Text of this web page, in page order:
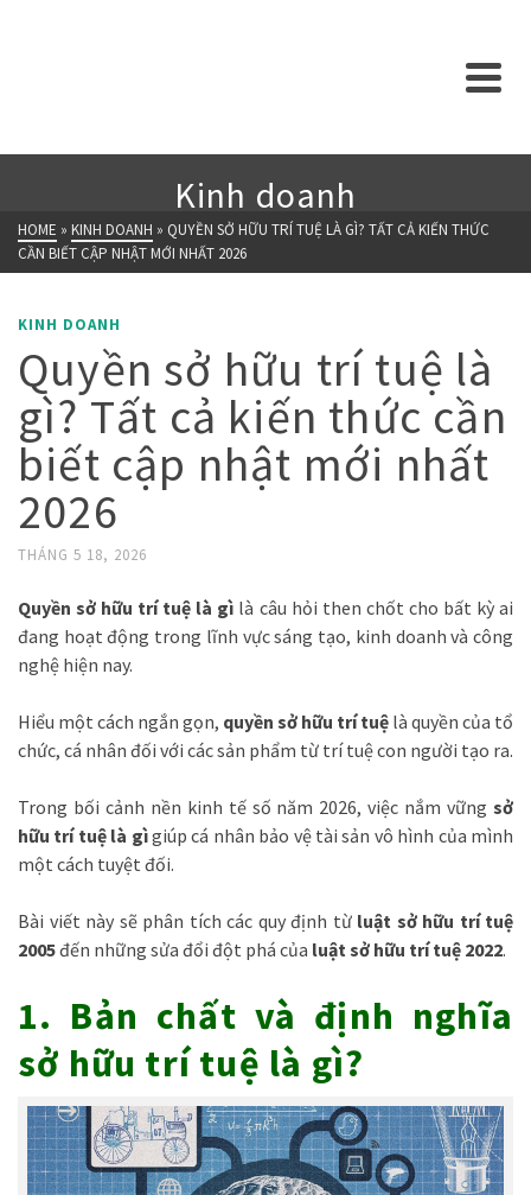
Kinh doanh
HOME » KINH DOANH » QUYỀN SỞ HỮU TRÍ TUỆ LÀ GÌ? TẤT CẢ KIẾN THỨC
CẦN BIẾT CẬP NHẬT MỚI NHẤT 2026
KINH DOANH
Quyền sở hữu trí tuệ là
gì? Tất cả kiến thức cần
biết cập nhật mới nhất
2026
THÁNG 5 18, 2026
Quyền sở hữu trí tuệ là gì là câu hỏi then chốt cho bất kỳ ai
đang hoạt động trong lĩnh vực sáng tạo, kinh doanh và công
nghệ hiện nay.
Hiểu một cách ngắn gọn, quyền sở hữu trí tuệ là quyền của tổ
chức, cá nhân đối với các sản phẩm từ trí tuệ con người tạo ra.
Trong bối cảnh nền kinh tế số năm 2026, việc nắm vững sở
hữu trí tuệ là gìgiúp cá nhân bảo vệ tài sản vô hình của mình
một cách tuyệt đối.
Bài viết này sẽ phân tích các quy định từ luật sở hữu trí tuệ
2005đến những sửa đổi đột phá của luật sở hữu trí tuệ 2022.
1. Bản chất và định nghĩa
sở hữu trí tuệ là gì?